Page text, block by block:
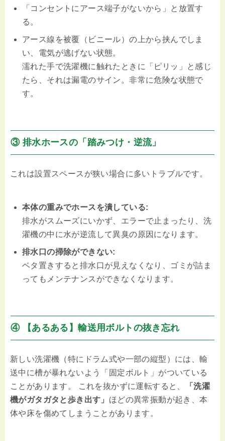
「コンセントにアース端子がないから」と放置す
る。
アース線を被覆（ビニール）の上から挟んでしま
い、電気が逃げない状態。
濡れた手で洗濯機に触れたときに「ピリッ」と感じ
たら、それは漏電のサイン。非常に危険な状態で
す。
③ 排水ホースの「踏みつけ・逆流」
これは設置スペースが狭い場合に多いトラブルです。
本体の重みでホースを潰している:
排水がスムーズにいかず、エラーで止まったり、洗
濯機の中に水が逆流して異臭の原因になります。
排水口の掃除ができない:
ベタ置きすると排水口が見えなくなり、ゴミが詰ま
ってもメンテナンスができなくなります。
④ 【あるある】輸送用ボルトの抜き忘れ
新しい洗濯機（特にドラム式や一部の縦型）には、輸
送中に槽が暴れないよう「固定ボルト」がついている
ことがあります。 これを抜かずに運転すると、
「洗濯
機がガタガタと歩き出す」 ほどの異常振動が起き、本
体や床を傷めてしまうことがあります。